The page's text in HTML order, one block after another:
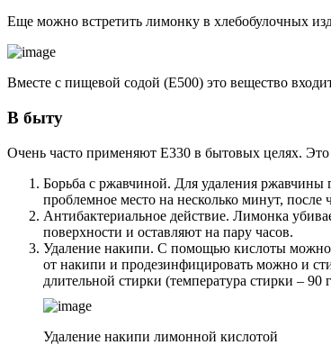
Еще можно встретить лимонку в хлебобулочных
Вместе с пищевой содой (Е500) это вещество
В быту
Очень часто применяют Е330 в бытовых целях.
Борьба с ржавчиной. Для удаления ржавчины
проблемное место на несколько минут, после
Антибактериальное действие. Лимонка
поверхности и оставляют на пару часов.
Удаление накипи. С помощью кислоты можно
от накипи и продезинфицировать можно и
длительной стирки (температура стирки – 90
Удаление накипи лимонной кислотой